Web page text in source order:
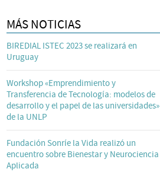
MÁS NOTICIAS
BIREDIAL ISTEC 2023 se realizará en
Uruguay
Workshop «Emprendimiento y
Transferencia de Tecnología: modelos de
desarrollo y el papel de las universidades»
de la UNLP
Fundación Sonríe la Vida realizó un
encuentro sobre Bienestar y Neurociencia
Aplicada